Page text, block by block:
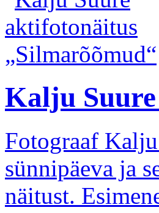
Kalju
Fotograaf
sünnipäeva ja
näitust.